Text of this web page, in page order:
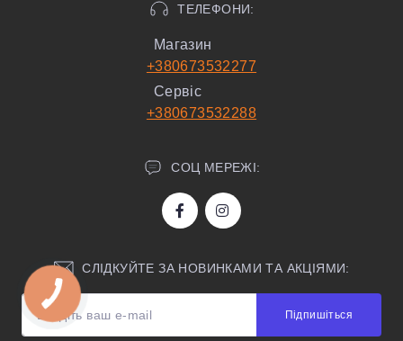
ТЕЛЕФОНИ:
Магазин
+380673532277
Сервіс
+380673532288
СОЦ МЕРЕЖІ:
СЛІДКУЙТЕ ЗА НОВИНКАМИ ТА АКЦІЯМИ:
Підпишіться